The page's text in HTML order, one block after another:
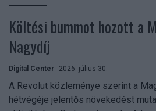
Költési bummot hozott a
Nagydíj
Digital Center 2026. július 30.
A Revolut közleménye szerint a
hétvégéje jelentős növekedést